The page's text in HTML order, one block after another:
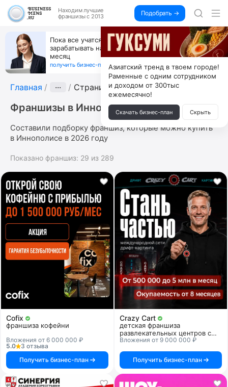
Находим лучшие
франшизы с 2013
Подобрать →
Пока все учатся пользоваться ИИ, вы можете
зарабатывать на их обучении по 500 тыс. каждый
месяц
получить бизнес-план ↓
Главная ··· Страница 4
Франшизы в Иннополисе
Составили подборку франшиз, которые можно купить
в Иннополисе в 2026 году
Показано франшиз: 29 из 289
Cofix
франшиза кофейни
Вложения от 6 000 000 ₽
5.0
3 отзыва
Получить бизнес-план
Crazy Cart
детская франшиза
развлекательных центров с
дрифт-картингом
Вложения от 9 000 000 ₽
Получить бизнес-план
Азиатский тренд в твоем городе!
Раменные с одним сотрудником
и доходом от 300тыс
ежемесячно!
Скачать бизнес-план Скрыть